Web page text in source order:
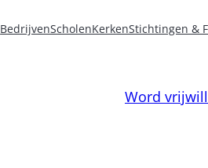
BedrijvenScholenKerkenStichtingen &
Word